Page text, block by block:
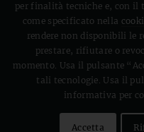
per finalità tecniche e, con il
come specificato nella
rendere non disponibili le
prestare, rifiutare o
momento. Usa il pulsante
tali tecnologie. Usa il
informativa per
Accetta